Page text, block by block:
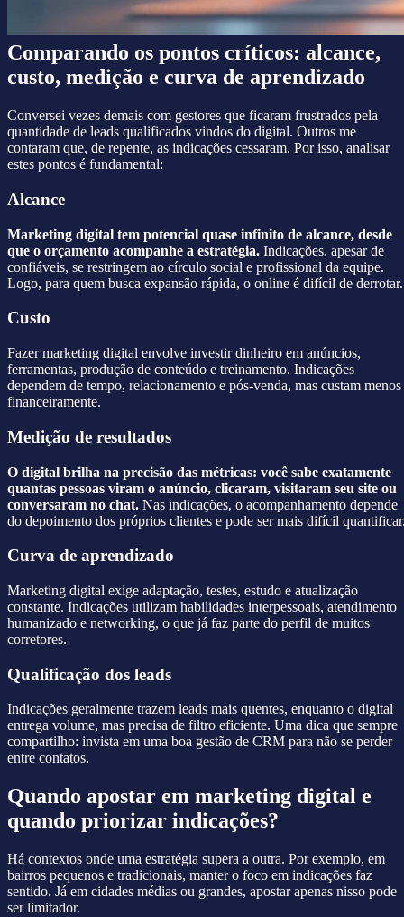
Comparando os pontos críticos: alcance,
custo, medição e curva de aprendizado
Conversei vezes demais com gestores que ficaram frustrados pela
quantidade de leads qualificados vindos do digital. Outros me
contaram que, de repente, as indicações cessaram. Por isso, analisar
estes pontos é fundamental:
Alcance
Marketing digital tem potencial quase infinito de alcance, desde
que o orçamento acompanhe a estratégia. Indicações, apesar de
confiáveis, se restringem ao círculo social e profissional da equipe.
Logo, para quem busca expansão rápida, o online é difícil de derrotar.
Custo
Fazer marketing digital envolve investir dinheiro em anúncios,
ferramentas, produção de conteúdo e treinamento. Indicações
dependem de tempo, relacionamento e pós-venda, mas custam menos
financeiramente.
Medição de resultados
O digital brilha na precisão das métricas: você sabe exatamente
quantas pessoas viram o anúncio, clicaram, visitaram seu site ou
conversaram no chat. Nas indicações, o acompanhamento depende
do depoimento dos próprios clientes e pode ser mais difícil
Curva de aprendizado
Marketing digital exige adaptação, testes, estudo e atualização
constante. Indicações utilizam habilidades interpessoais, atendimento
humanizado e networking, o que já faz parte do perfil de muitos
corretores.
Qualificação dos leads
Indicações geralmente trazem leads mais quentes, enquanto o digital
entrega volume, mas precisa de filtro eficiente. Uma dica que sempre
compartilho: invista em uma boa gestão de CRM para não se perder
entre contatos.
Quando apostar em marketing digital e
quando priorizar indicações?
Há contextos onde uma estratégia supera a outra. Por exemplo, em
bairros pequenos e tradicionais, manter o foco em indicações faz
sentido. Já em cidades médias ou grandes, apostar apenas nisso pode
ser limitador.